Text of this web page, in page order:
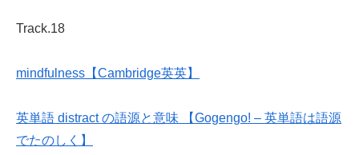
Track.18
mindfulness【Cambridge英英】
英単語 distract の語源と意味 【Gogengo! – 英単語は語源
でたのしく】